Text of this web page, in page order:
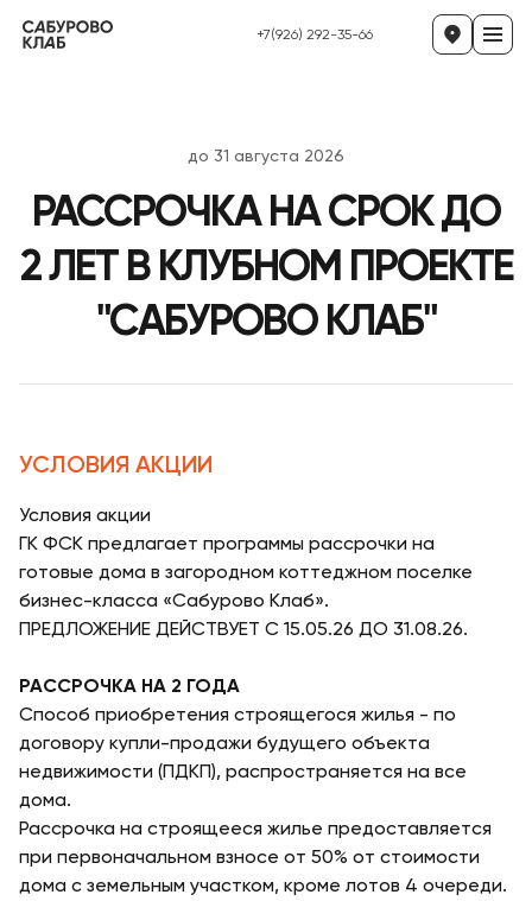
+7(926) 292-35-66
до 31 августа 2026
РАССРОЧКА НА СРОК ДО
2 ЛЕТ В КЛУБНОМ ПРОЕКТЕ
"САБУРОВО КЛАБ"
УСЛОВИЯ АКЦИИ
Условия акции
ГК ФСК предлагает программы рассрочки на
готовые дома в загородном коттеджном поселке
бизнес-класса «Сабурово Клаб».
ПРЕДЛОЖЕНИЕ ДЕЙСТВУЕТ С 15.05.26 ДО 31.08.26.
РАССРОЧКА НА 2 ГОДА
Способ приобретения строящегося жилья - по
договору купли-продажи будущего объекта
недвижимости (ПДКП), распространяется на все
дома.
Рассрочка на строящееся жилье предоставляется
при первоначальном взносе от 50% от стоимости
дома с земельным участком, кроме лотов 4 очереди.